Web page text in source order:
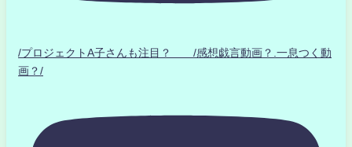
/プロジェクトA子さんも注目？ /感想戯言動画？.一息つく動
画？/